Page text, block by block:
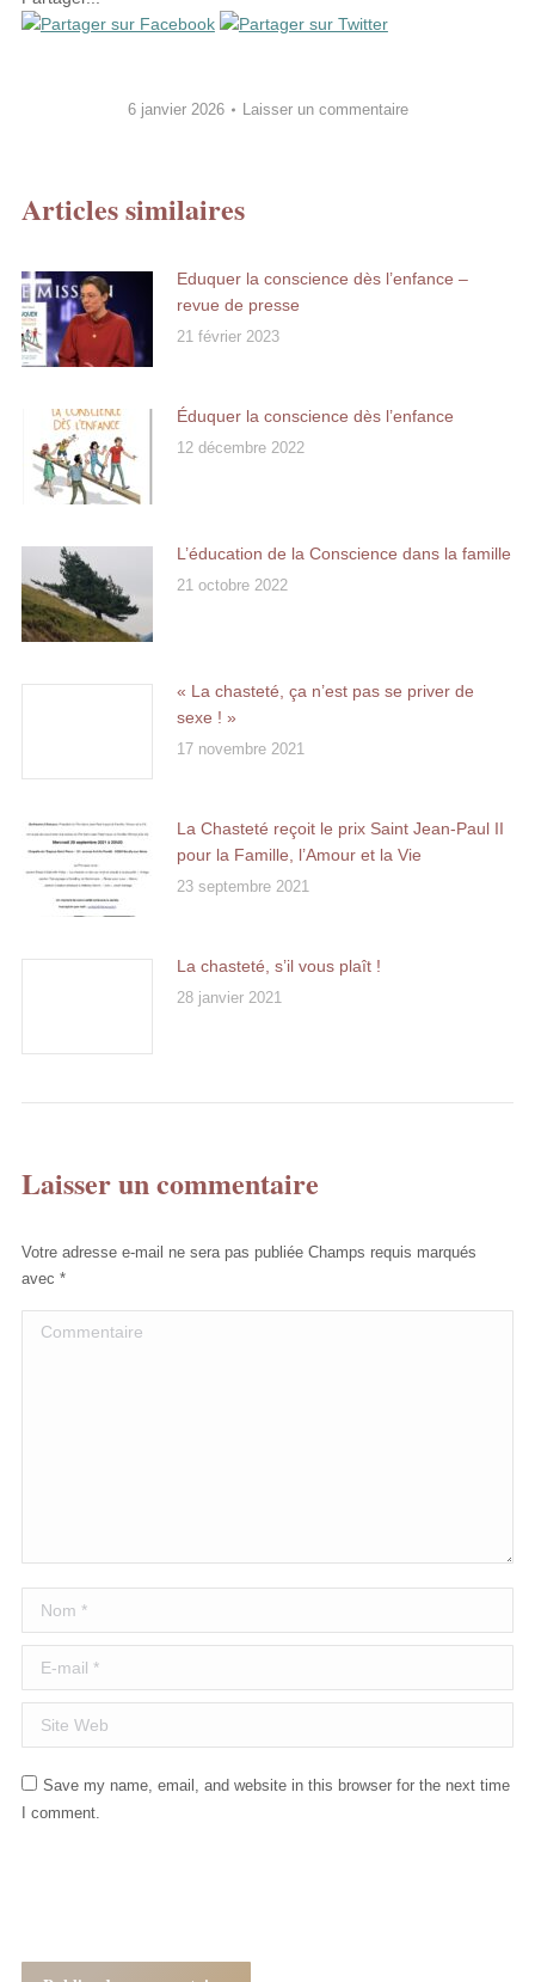
6 janvier 2026 Laisser un commentaire
Articles similaires
Eduquer la conscience dès l’enfance –
revue de presse
21 février 2023
Éduquer la conscience dès l’enfance
12 décembre 2022
L’éducation de la Conscience dans la famille
21 octobre 2022
« La chasteté, ça n’est pas se priver de
sexe ! »
17 novembre 2021
La Chasteté reçoit le prix Saint Jean-Paul II
pour la Famille, l’Amour et la Vie
23 septembre 2021
La chasteté, s’il vous plaît !
28 janvier 2021
Laisser un commentaire
Votre adresse e-mail ne sera pas publiée Champs requis marqués
avec *
Commentaire
Nom *
E-mail *
Site Web
Save my name, email, and website in this browser for the next time
I comment.